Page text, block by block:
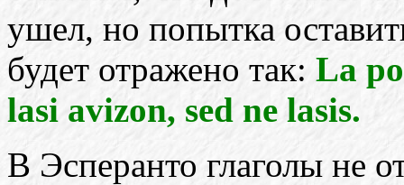
ушел, но попытка
будет отражено так: La
lasi avizon, sed ne lasis.
В Эсперанто глаголы не